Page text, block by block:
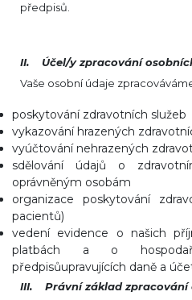
předpisů.
II. Účel/y zpracování
Vaše osobní údaje
poskytování zdravotních služeb
vykazování hrazených
vyúčtování nehrazených
sdělování údajů o
oprávněným osobám
organizace poskytování
pacientů)
vedení evidence o našich
platbách a o
předpisůupravujících daně a
III. Právní základ zpracování